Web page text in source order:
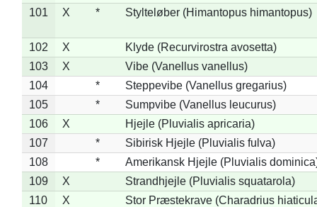
101 X * Stylteløber (Himantopus himantopus)
102 X
Klyde (Recurvirostra avosetta)
103
X
Vibe (Vanellus vanellus)
104
*
Steppevibe (Vanellus gregarius)
105
*
Sumpvibe (Vanellus leucurus)
106
X
Hjejle (Pluvialis apricaria)
107
*
Sibirisk Hjejle (Pluvialis fulva)
108
*
Amerikansk Hjejle (Pluvialis
109
X
Strandhjejle (Pluvialis squatarola)
110
X
Stor Præstekrave (Charadrius